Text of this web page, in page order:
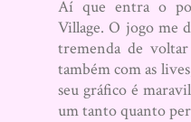
Aí que entra o
Village. O jogo me
tremenda de
também com as
seu gráfico é
um tanto quanto